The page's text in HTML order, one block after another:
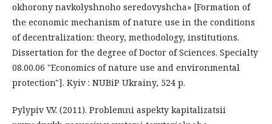
okhorony navkolyshnoho seredovyshcha» [Formation of
the economic mechanism of nature use in the conditions
of decentralization: theory, methodology, institutions.
Dissertation for the degree of Doctor of Sciences. Specialty
08.00.06 "Economics of nature use and environmental
protection"]. Kyiv : NUBiP Ukrainy, 524 p.
Pylypiv V.V. (2011). Problemni aspekty kapitalizatsii